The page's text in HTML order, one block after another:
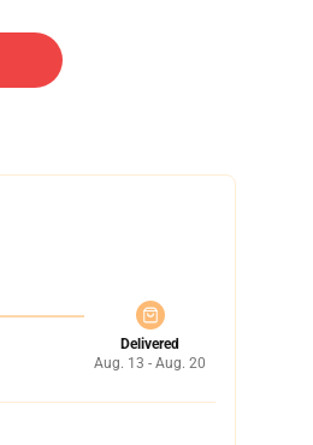
Delivered
Aug. 13 - Aug. 20